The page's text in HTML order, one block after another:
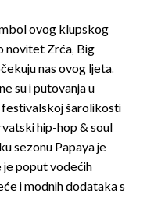
ovog klupskog
novitet Zrća, Big
nas ovog ljeta.
su i putovanja u
šarolikosti
hip-hop & soul
sezonu Papaya je
poput vodećih
i modnih dodataka s